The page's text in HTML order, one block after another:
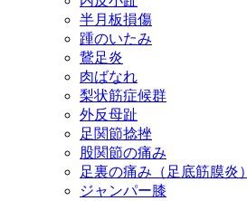
半月板損傷
踵のいたみ
鵞足炎
肉ばなれ
梨状筋症候群
外反母趾
足関節捻挫
股関節の痛み
足裏の痛み（足底筋膜炎）
ジャンパー膝